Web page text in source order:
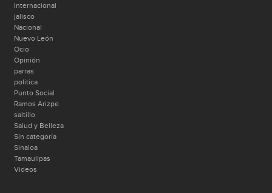
Internacional
jalisco
Nacional
Nuevo León
Ocio
Opinión
parras
politica
Punto Social
Ramos Arizpe
saltillo
Salud y Belleza
Sin categoría
Sinaloa
Tamaulipas
Videos